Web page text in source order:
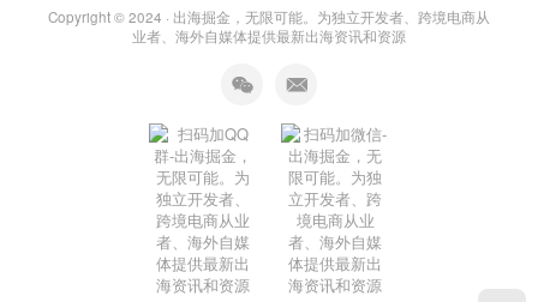
Copyright © 2024 · 出海掘金，无限可能。为独立开发者、跨境电商从
业者、海外自媒体提供最新出海资讯和资源